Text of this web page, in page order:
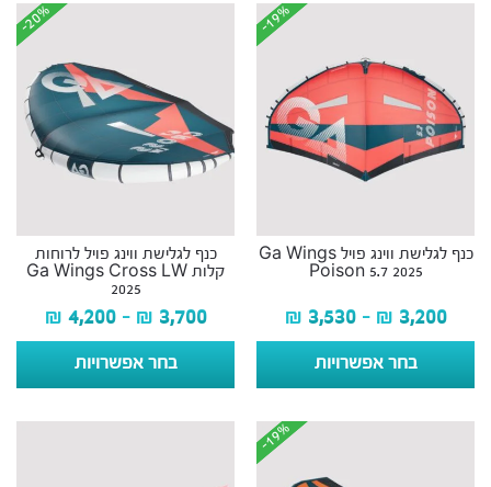
-19%
-19%
כנף לגלישת ווינג פויל Ga Wings
Poison 5.7 2025
₪ 3,200
–
₪ 3,530
בחר אפשרויות
-20%
-20%
כנף לגלישת ווינג פויל לרוחות
קלות Ga Wings Cross LW
2025
₪ 3,700
–
₪ 4,200
בחר אפשרויות
-19%
-19%